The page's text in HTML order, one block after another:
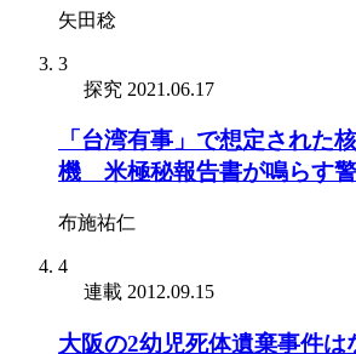
矢田稔
3
探究 2021.06.17
「台湾有事」で想定された
機 米極秘報告書が鳴らす
布施祐仁
4
連載 2012.09.15
大阪の2幼児死体遺棄事件は